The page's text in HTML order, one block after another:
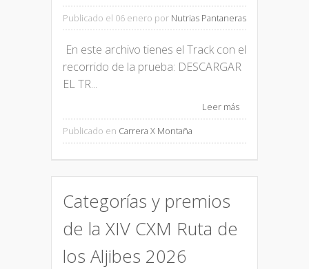
Publicado el 06 enero por Nutrias Pantaneras
En este archivo tienes el Track con el
recorrido de la prueba: DESCARGAR
EL TR...
Leer más
Publicado en Carrera X Montaña
Categorías y premios
de la XIV CXM Ruta de
los Aljibes 2026